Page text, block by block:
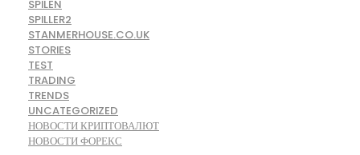
SPILEN
SPILLER2
STANMERHOUSE.CO.UK
STORIES
TEST
TRADING
TRENDS
UNCATEGORIZED
НОВОСТИ КРИПТОВАЛЮТ
НОВОСТИ ФОРЕКС